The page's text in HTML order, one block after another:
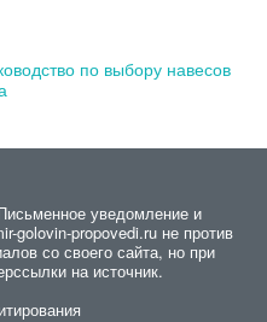
по выбору навесов
уведомление и
golovin-propovedi.ru не против
со своего сайта, но при
на источник.